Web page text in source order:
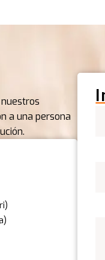
a una persona